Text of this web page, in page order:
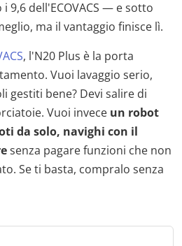
dell'ECOVACS — e sotto
ma il vantaggio finisce lì.
, l'N20 Plus è la porta
Vuoi lavaggio serio,
gestiti bene? Devi salire di
Vuoi invece un robot
da solo, navighi con il
senza pagare funzioni che non
Se ti basta, compralo senza